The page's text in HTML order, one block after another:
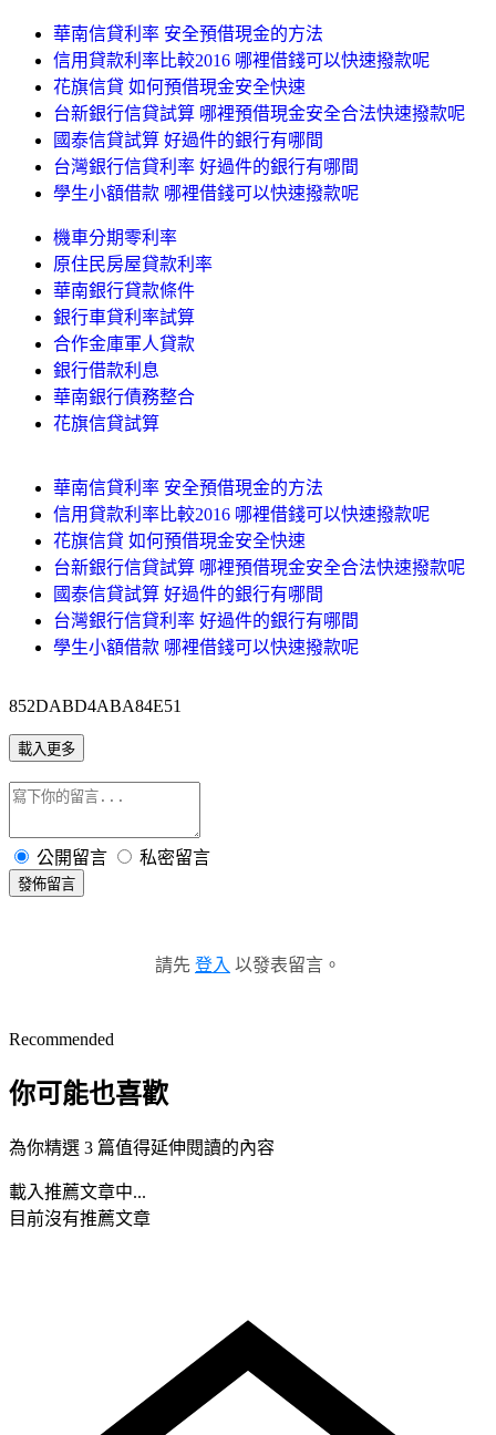
華南信貸利率 安全預借現金的方法
信用貸款利率比較2016 哪裡借錢可以快速撥款呢
花旗信貸 如何預借現金安全快速
台新銀行信貸試算 哪裡預借現金安全合法快速撥款呢
國泰信貸試算 好過件的銀行有哪間
台灣銀行信貸利率 好過件的銀行有哪間
學生小額借款 哪裡借錢可以快速撥款呢
機車分期零利率
原住民房屋貸款利率
華南銀行貸款條件
銀行車貸利率試算
合作金庫軍人貸款
銀行借款利息
華南銀行債務整合
花旗信貸試算
華南信貸利率 安全預借現金的方法
信用貸款利率比較2016 哪裡借錢可以快速撥款呢
花旗信貸 如何預借現金安全快速
台新銀行信貸試算 哪裡預借現金安全合法快速撥款呢
國泰信貸試算 好過件的銀行有哪間
台灣銀行信貸利率 好過件的銀行有哪間
學生小額借款 哪裡借錢可以快速撥款呢
852DABD4ABA84E51
載入更多
公開留言 私密留言
發佈留言
請先 登入 以發表留言。
Recommended
你可能也喜歡
為你精選 3 篇值得延伸閱讀的內容
載入推薦文章中...
目前沒有推薦文章